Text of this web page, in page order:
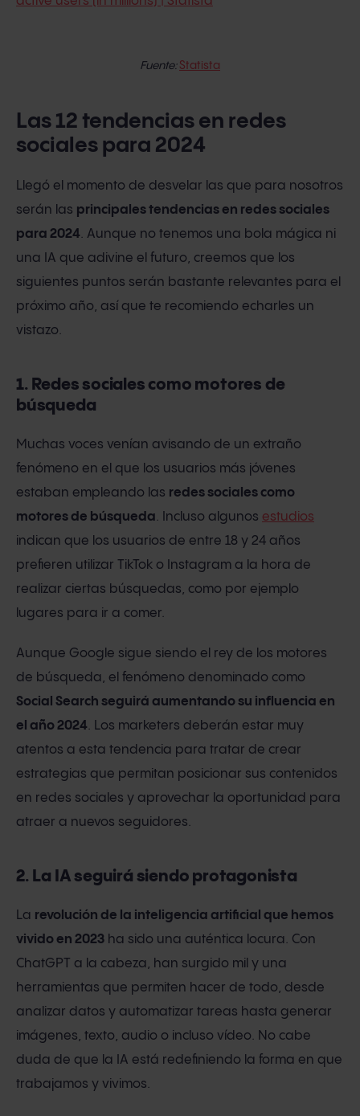
Fuente: Statista
Las 12 tendencias en redes
sociales para 2024
Llegó el momento de desvelar las que para nosotros
serán las principales tendencias en redes sociales
para 2024. Aunque no tenemos una bola mágica ni
una IA que adivine el futuro, creemos que los
siguientes puntos serán bastante relevantes para el
próximo año, así que te recomiendo echarles un
vistazo.
1. Redes sociales como motores de
búsqueda
Muchas voces venían avisando de un extraño
fenómeno en el que los usuarios más jóvenes
estaban empleando las redes sociales como
motores de búsqueda. Incluso algunos estudios
indican que los usuarios de entre 18 y 24 años
prefieren utilizar TikTok o Instagram a la hora de
realizar ciertas búsquedas, como por ejemplo
lugares para ir a comer.
Aunque Google sigue siendo el rey de los motores
de búsqueda, el fenómeno denominado como
Social Search seguirá aumentando su influencia en
el año 2024. Los marketers deberán estar muy
atentos a esta tendencia para tratar de crear
estrategias que permitan posicionar sus contenidos
en redes sociales y aprovechar la oportunidad para
atraer a nuevos seguidores.
2. La IA seguirá siendo protagonista
La revolución de la inteligencia artificial que hemos
vivido en 2023 ha sido una auténtica locura. Con
ChatGPT a la cabeza, han surgido mil y una
herramientas que permiten hacer de todo, desde
analizar datos y automatizar tareas hasta generar
imágenes, texto, audio o incluso vídeo. No cabe
duda de que la IA está redefiniendo la forma en que
trabajamos y vivimos.